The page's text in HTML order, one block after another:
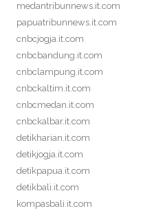
medantribunnews.it.com
papuatribunnews.it.com
cnbcjogja.it.com
cnbcbandung.it.com
cnbclampung.it.com
cnbckaltim.it.com
cnbcmedan.it.com
cnbckalbar.it.com
detikharian.it.com
detikjogja.it.com
detikpapua.it.com
detikbali.it.com
kompasbali.it.com